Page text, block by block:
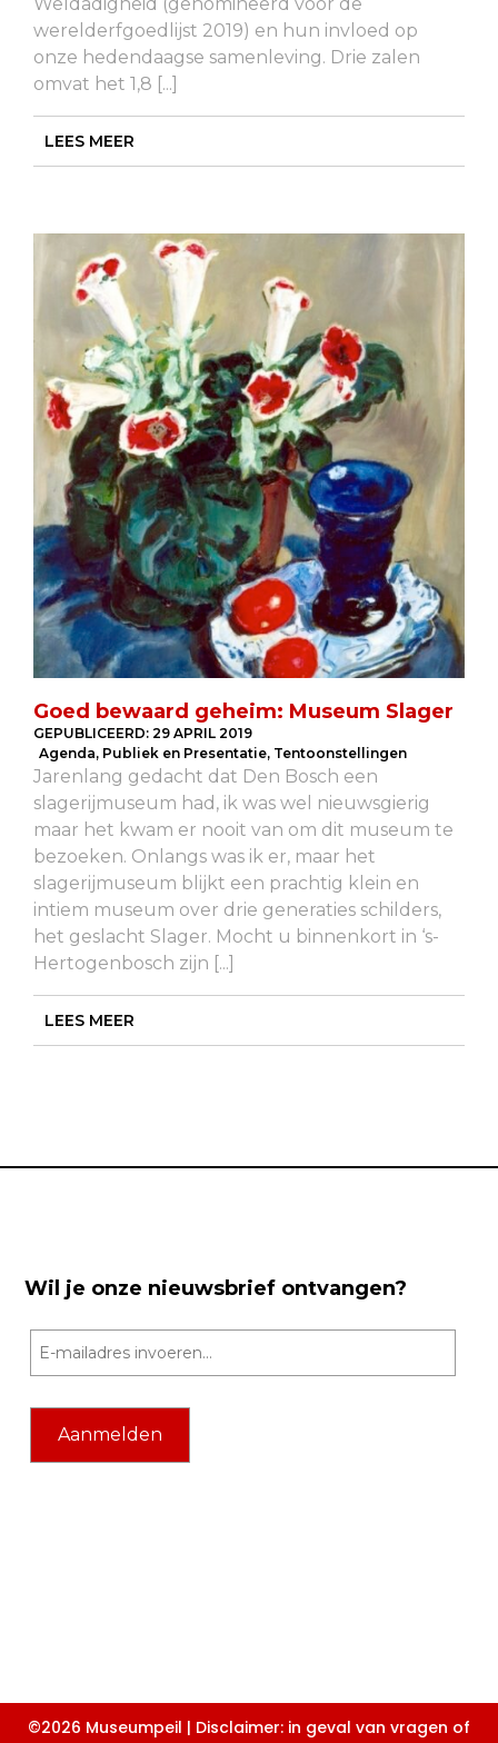
werelderfgoedlijst 2019) en hun invloed op
onze hedendaagse samenleving. Drie zalen
omvat het 1,8 [...]
LEES MEER
Goed bewaard geheim: Museum Slager
GEPUBLICEERD: 29 APRIL 2019
Agenda, Publiek en Presentatie, Tentoonstellingen
Jarenlang gedacht dat Den Bosch een
slagerijmuseum had, ik was wel nieuwsgierig
maar het kwam er nooit van om dit museum te
bezoeken. Onlangs was ik er, maar het
slagerijmuseum blijkt een prachtig klein en
intiem museum over drie generaties schilders,
het geslacht Slager. Mocht u binnenkort in ‘s-
Hertogenbosch zijn [...]
LEES MEER
Wil je onze nieuwsbrief ontvangen?
©2026 Museumpeil | Disclaimer: in geval van vragen of